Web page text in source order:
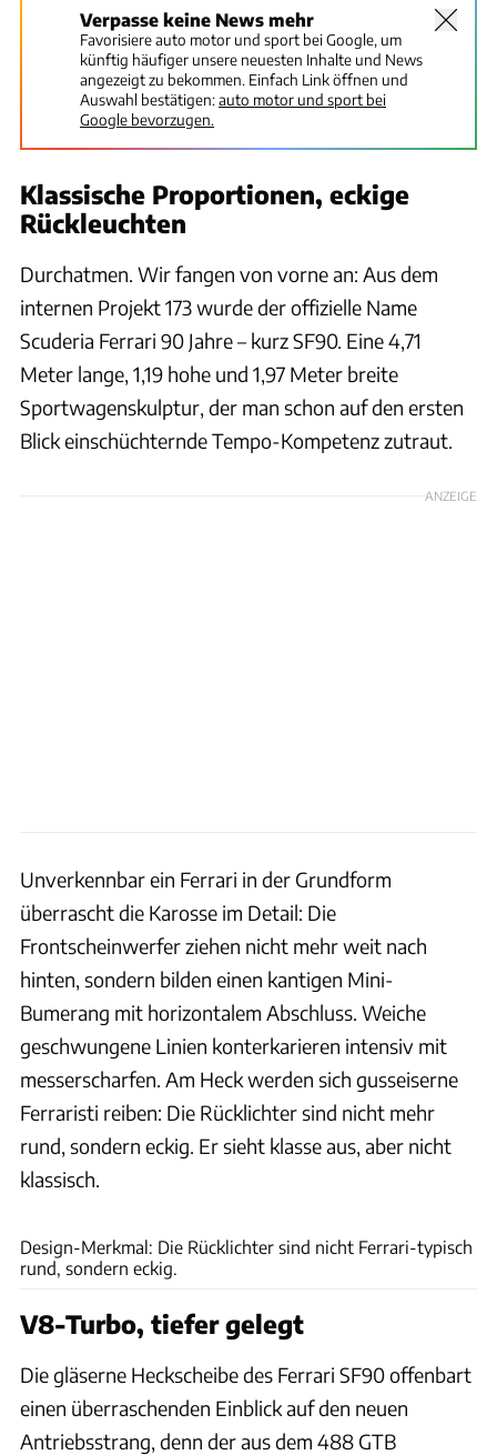
Verpasse keine News mehr
Favorisiere auto motor und sport bei Google, um
künftig häufiger unsere neuesten Inhalte und News
angezeigt zu bekommen. Einfach Link öffnen und
Auswahl bestätigen:auto motor und sport bei
Google bevorzugen.
Klassische Proportionen, eckige
Rückleuchten
Durchatmen. Wir fangen von vorne an: Aus dem
internen Projekt 173 wurde der offizielle Name
Scuderia Ferrari 90 Jahre – kurz SF90. Eine 4,71
Meter lange, 1,19 hohe und 1,97 Meter breite
Sportwagenskulptur, der man schon auf den ersten
Blick einschüchternde Tempo-Kompetenz zutraut.
ANZEIGE
Unverkennbar ein Ferrari in der Grundform
überrascht die Karosse im Detail: Die
Frontscheinwerfer ziehen nicht mehr weit nach
hinten, sondern bilden einen kantigen Mini-
Bumerang mit horizontalem Abschluss. Weiche
geschwungene Linien konterkarieren intensiv mit
messerscharfen. Am Heck werden sich gusseiserne
Ferraristi reiben: Die Rücklichter sind nicht mehr
rund, sondern eckig. Er sieht klasse aus, aber nicht
klassisch.
Design-Merkmal: Die Rücklichter sind nicht Ferrari-typisch
rund, sondern eckig.
V8-Turbo, tiefer gelegt
Die gläserne Heckscheibe des Ferrari SF90 offenbart
einen überraschenden Einblick auf den neuen
Antriebsstrang, denn der aus dem 488 GTB